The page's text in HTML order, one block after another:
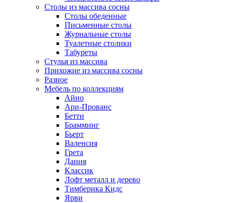
Столы из массива сосны
Столы обеденные
Письменные столы
Журнальные столы
Туалетные столики
Табуреты
Стулья из массива
Прихожие из массива сосны
Разное
Мебель по коллекциям
Айно
Ари-Прованс
Бетти
Брамминг
Бьерт
Валенсия
Грета
Дания
Классик
Лофт металл и дерево
Тимберика Кидс
Ярви